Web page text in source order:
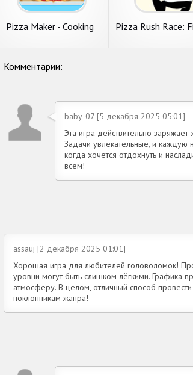
Pizza Maker - Cooking
Pizza Rush Race:
Комментарии:
baby-07 [5 декабря 2025 05:01]
Эта игра действительно
Задачи увлекательные, и каждую
когда хочется отдохнуть и
всем!
assauj [2 декабря 2025 01:01]
Хорошая игра для любителей головоломок!
уровни могут быть слишком лёгкими. Графика
атмосферу. В целом, отличный способ
поклонникам жанра!